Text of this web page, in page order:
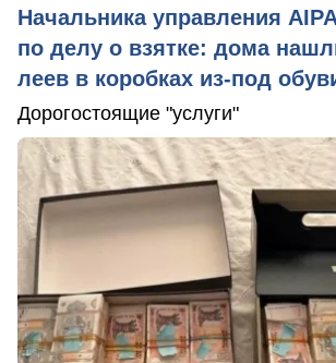
Начальника управления
по делу о взятке: дома
леев в коробках из-под
Дорогостоящие "услуги"